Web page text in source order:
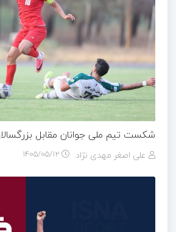
شکست تیم ملی جوانان مقابل
علی اصغر مهدی نژاد ۱۴۰۵/۰۵/۱۲